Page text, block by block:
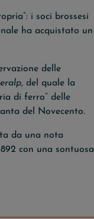
i soci brossesi
ha acquistato un
delle
, del quale la
di ferro” delle
del Novecento.
da una nota
con una sontuosa